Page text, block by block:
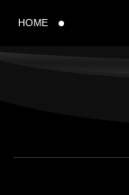
HOME